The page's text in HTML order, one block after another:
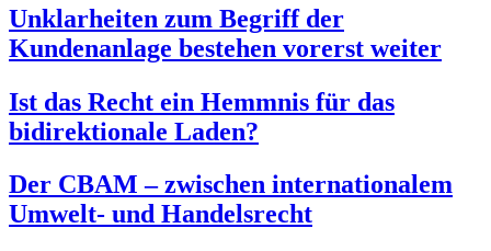
Unklarheiten zum Begriff der
Kundenanlage bestehen vorerst weiter
Ist das Recht ein Hemmnis für das
bidirektionale Laden?
Der CBAM – zwischen internationalem
Umwelt- und Handelsrecht